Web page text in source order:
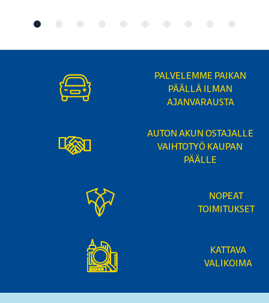
PALVELEMME PAIKAN
PÄÄLLÄ ILMAN
AJANVARAUSTA
AUTON AKUN OSTAJALLE
VAIHTOTYÖ KAUPAN
PÄÄLLE
NOPEAT
TOIMITUKSET
KATTAVA
VALIKOIMA